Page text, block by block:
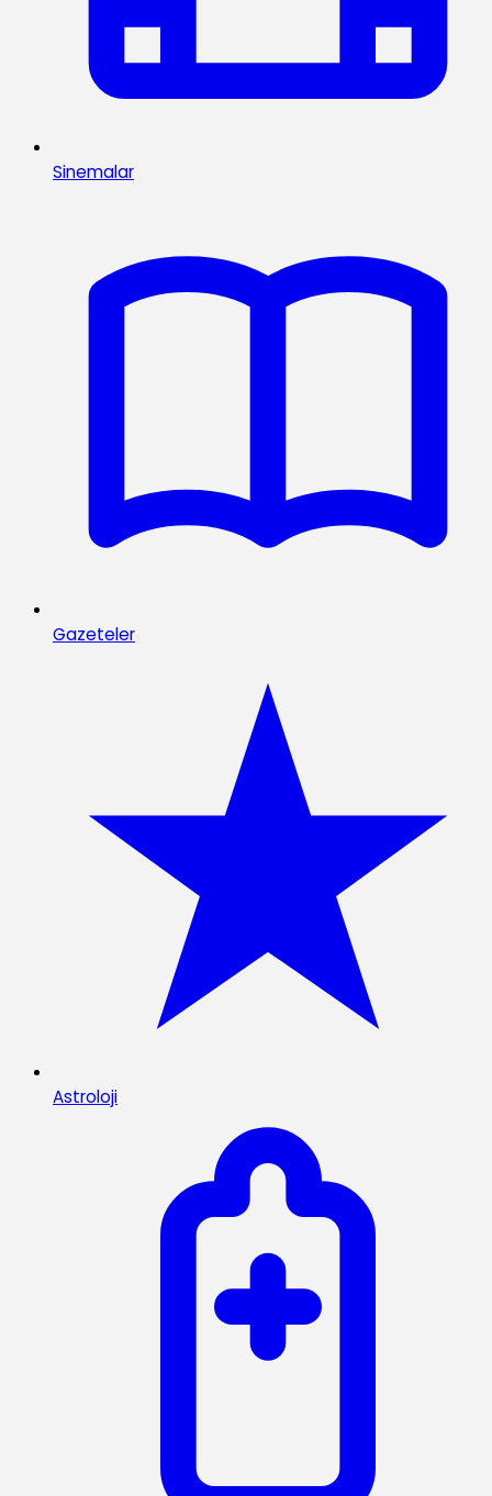
Sinemalar
Gazeteler
Astroloji